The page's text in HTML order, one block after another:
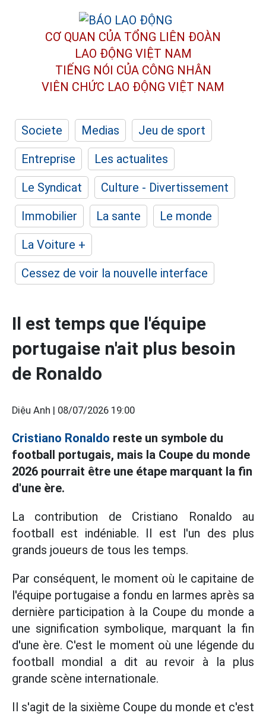
CƠ QUAN CỦA TỔNG LIÊN ĐOÀN
LAO ĐỘNG VIỆT NAM
TIẾNG NÓI CỦA CÔNG NHÂN
VIÊN CHỨC LAO ĐỘNG VIỆT NAM
Societe Medias
Jeu de sport
Entreprise
Les actualites
Le Syndicat
Culture - Divertissement
Immobilier
La sante
Le monde
La Voiture +
Cessez de voir la nouvelle interface
Il est temps que l'équipe
portugaise n'ait plus besoin
de Ronaldo
Diệu Anh | 08/07/2026 19:00
Cristiano Ronaldo reste un symbole du
football portugais, mais la Coupe du monde
2026 pourrait être une étape marquant la fin
d'une ère.
La contribution de Cristiano Ronaldo au
football est indéniable. Il est l'un des plus
grands joueurs de tous les temps.
Par conséquent, le moment où le capitaine de
l'équipe portugaise a fondu en larmes après sa
dernière participation à la Coupe du monde a
une signification symbolique, marquant la fin
d'une ère. C'est le moment où une légende du
football mondial a dit au revoir à la plus
grande scène internationale.
Il s'agit de la sixième Coupe du monde et c'est